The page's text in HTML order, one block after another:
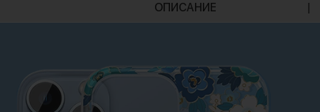
ОПИСАНИЕ |